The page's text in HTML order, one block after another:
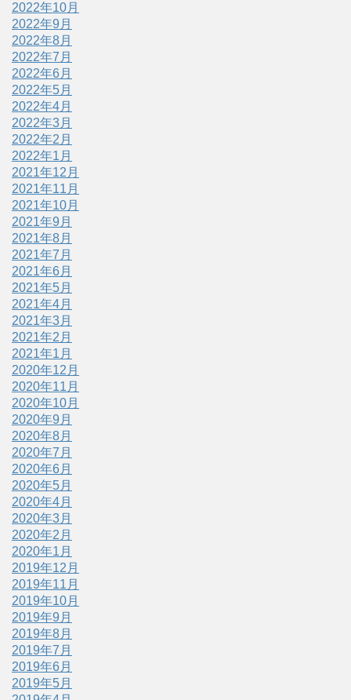
2022年10月
2022年9月
2022年8月
2022年7月
2022年6月
2022年5月
2022年4月
2022年3月
2022年2月
2022年1月
2021年12月
2021年11月
2021年10月
2021年9月
2021年8月
2021年7月
2021年6月
2021年5月
2021年4月
2021年3月
2021年2月
2021年1月
2020年12月
2020年11月
2020年10月
2020年9月
2020年8月
2020年7月
2020年6月
2020年5月
2020年4月
2020年3月
2020年2月
2020年1月
2019年12月
2019年11月
2019年10月
2019年9月
2019年8月
2019年7月
2019年6月
2019年5月